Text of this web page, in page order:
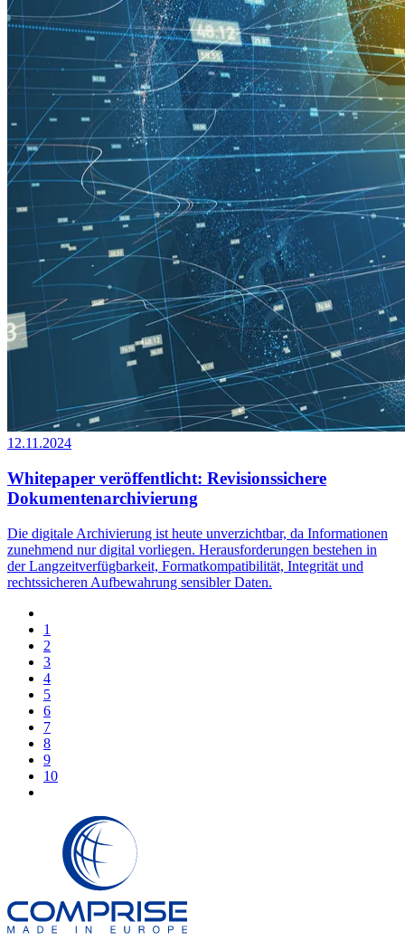
12.11.2024
Whitepaper veröffentlicht: Revisionssichere
Dokumentenarchivierung
Die digitale Archivierung ist heute unverzichtbar, da Informationen
zunehmend nur digital vorliegen. Herausforderungen bestehen in
der Langzeitverfügbarkeit, Formatkompatibilität, Integrität und
rechtssicheren Aufbewahrung sensibler Daten.
1
2
3
4
5
6
7
8
9
10